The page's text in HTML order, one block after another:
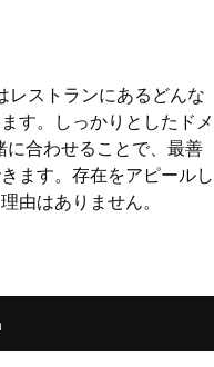
ストランにあるどんな
す。しっかりとしたドメ
に合わせることで、最善
ます。存在をアピールし
由はありません。